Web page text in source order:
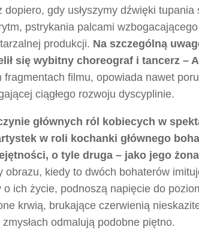
gdy usłyszymy dźwięki tupania
pstrykania palcami
produkcji. Na szczególną
się wybitny choreograf i tancerz –
filmu, opowiada nawet
ciągłego rozwoju dyscyplinie.
głównych ról kobiecych w
w roli kochanki głównego
o tyle druga – jako jego
obrazu, kiedy to dwóch bohaterów
ich życie, podnoszą napięcie do
krwią, brukające czerwienią
odmalują podobne piętno.